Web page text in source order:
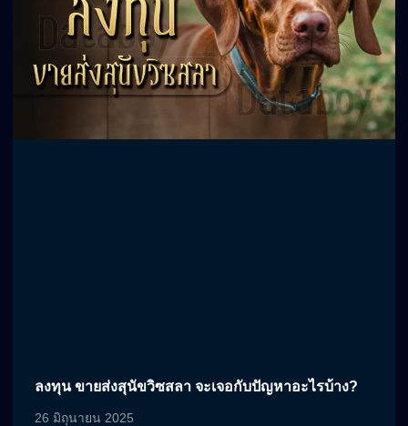
ลงทุน ขายส่งสุนัขวิซสลา จะเจอกับปัญหาอะไรบ้าง?
26 มิถุนายน 2025